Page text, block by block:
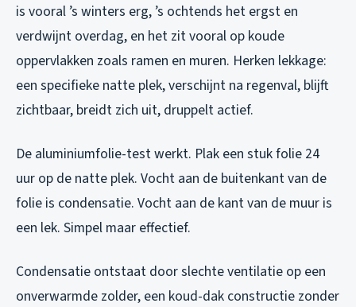
is vooral ’s winters erg, ’s ochtends het ergst en
verdwijnt overdag, en het zit vooral op koude
oppervlakken zoals ramen en muren. Herken lekkage:
een specifieke natte plek, verschijnt na regenval, blijft
zichtbaar, breidt zich uit, druppelt actief.
De aluminiumfolie-test werkt. Plak een stuk folie 24
uur op de natte plek. Vocht aan de buitenkant van de
folie is condensatie. Vocht aan de kant van de muur is
een lek. Simpel maar effectief.
Condensatie ontstaat door slechte ventilatie op een
onverwarmde zolder, een koud-dak constructie zonder